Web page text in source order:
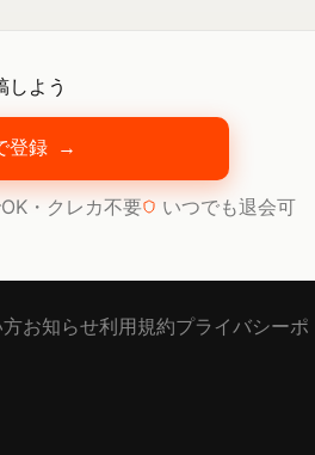
しよう
登録 →
・クレカ不要
いつでも退会可
お知らせ利用規約プライバシーポ